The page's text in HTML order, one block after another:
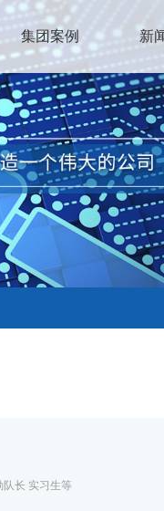
集团案例 新
队长 实习生等